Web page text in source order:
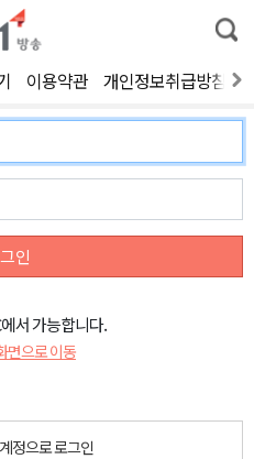
통
합
색
이용약관 개인정보취급방침
인
서 가능합니다.
면으로 이동
정으로 로그인